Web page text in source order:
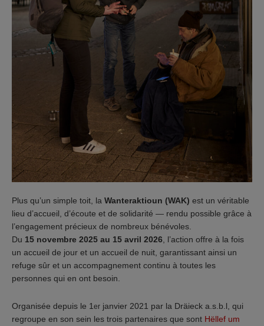
Plus qu’un simple toit, la Wanteraktioun (WAK) est un véritable
lieu d’accueil, d’écoute et de solidarité — rendu possible grâce à
l’engagement précieux de nombreux bénévoles.
Du 15 novembre 2025 au 15 avril 2026 , l’action offre à la fois
un accueil de jour et un accueil de nuit, garantissant ainsi un
refuge sûr et un accompagnement continu à toutes les
personnes qui en ont besoin.
Organisée depuis le 1er janvier 2021 par la Dräieck a.s.b.l, qui
regroupe en son sein les trois partenaires que sont Hëllef um